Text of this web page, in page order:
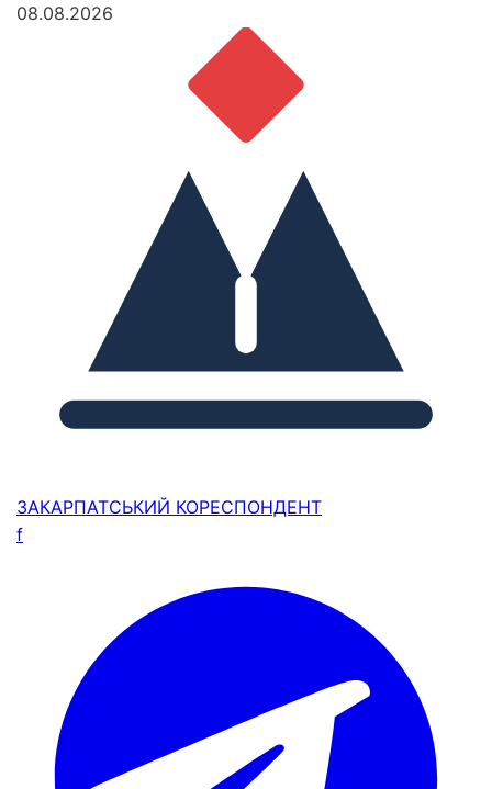
08.08.2026
ЗАКАРПАТСЬКИЙ КОРЕСПОНДЕНТ
f